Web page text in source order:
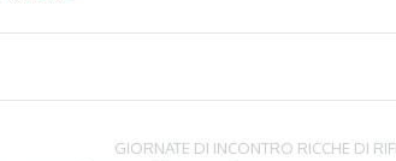
GIORNATE DI INCONTRO RICCHE DI